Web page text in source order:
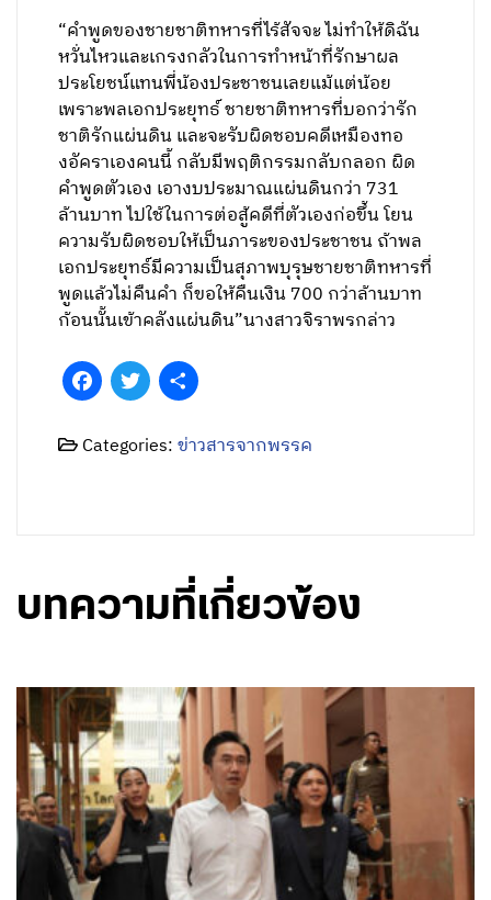
“คำพูดของชายชาติทหารที่ไร้สัจจะ ไม่ทำให้ดิฉัน
หวั่นไหวและเกรงกลัวในการทำหน้าที่รักษาผล
ประโยชน์แทนพี่น้องประชาชนเลยแม้แต่น้อย
เพราะพลเอกประยุทธ์ ชายชาติทหารที่บอกว่ารัก
ชาติรักแผ่นดิน และจะรับผิดชอบคดีเหมืองทอ
งอัคราเองคนนี้ กลับมีพฤติกรรมกลับกลอก ผิด
คำพูดตัวเอง เอางบประมาณแผ่นดินกว่า 731
ล้านบาท ไปใช้ในการต่อสู้คดีที่ตัวเองก่อขึ้น โยน
ความรับผิดชอบให้เป็นภาระของประชาชน ถ้าพล
เอกประยุทธ์มีความเป็นสุภาพบุรุษชายชาติทหารที่
พูดแล้วไม่คืนคำ ก็ขอให้คืนเงิน 700 กว่าล้านบาท
ก้อนนั้นเข้าคลังแผ่นดิน”นางสาวจิราพรกล่าว
FacebookTwitter
Categories:ข่าวสารจากพรรค
บทความที่เกี่ยวข้อง